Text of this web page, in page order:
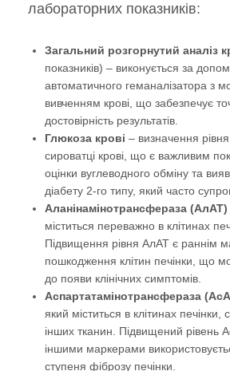
лабораторних показників:
Загальний розгорнутий аналіз
показників) – виконується за
автоматичного геманалізатора з
вивченням крові, що забезпечує
достовірність результатів.
Глюкоза крові – визначення
сироватці крові, що є важливим
оцінки вуглеводного обміну та
діабету 2-го типу, який часто
Аланінамінотрансфераза (АлАТ)
міститься переважно в клітинах
Підвищення рівня АлАТ є раннім
пошкодження клітин печінки, що
до появи клінічних симптомів.
Аспартатамінотрансфераза
який міститься в клітинах печінки,
інших тканин. Підвищений рівень
іншими маркерами
ступеня фіброзу печінки.